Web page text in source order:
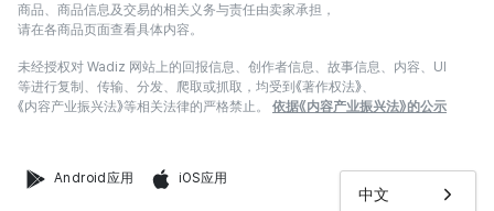
中文
商品、商品信息及交易的相关义务与责任由卖家承担，
请在各商品页面查看具体内容。
未经授权对 Wadiz 网站上的回报信息、创作者信息、故事信息、内容、UI
等进行复制、传输、分发、爬取或抓取，均受到《著作权法》、
《内容产业振兴法》等相关法律的严格禁止。
依据《内容产业振兴法》的公示
Android应用 iOS应用